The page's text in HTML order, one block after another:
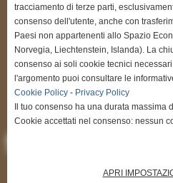
Tel.
tracciamento di terze parti,
consenso dell'utente, anche con
Paesi non appartenenti allo Spazio
Norvegia, Liechtenstein, Islanda). La
consenso ai soli cookie tecnici
l'argomento puoi consultare le
Cookie Policy - Privacy Policy
Il tuo consenso ha una durata massima
Cookie accettati nel consenso: nessun
APRI